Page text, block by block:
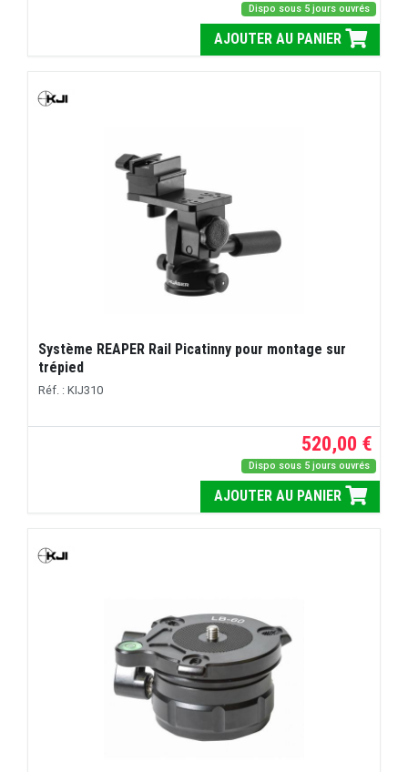
Dispo sous 5 jours ouvrés
AJOUTER AU PANIER
Système REAPER Rail Picatinny pour montage sur
trépied
Réf. : KIJ310
520,00 €
Dispo sous 5 jours ouvrés
AJOUTER AU PANIER